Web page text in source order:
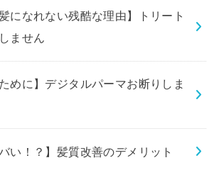
になれない残酷な理由】トリート
ません
めに】デジタルパーマお断りしま
い！？】髪質改善のデメリット